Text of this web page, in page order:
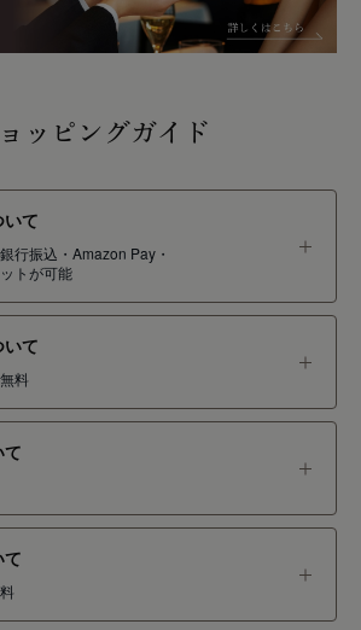
ッピングガイド
て
行振込・Amazon Pay・
トが可能
て
料